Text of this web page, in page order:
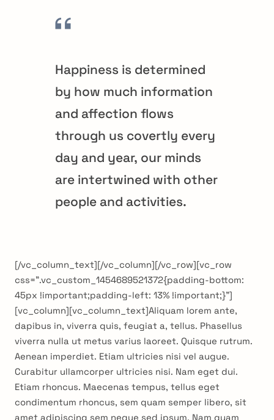
Happiness is determined
by how much information
and affection flows
through us covertly every
day and year, our minds
are intertwined with other
people and activities.
[/vc_column_text][/vc_column][/vc_row][vc_row
css=”.vc_custom_1454689521372{padding-bottom:
45px !important;padding-left: 13% !important;}”]
[vc_column][vc_column_text]Aliquam lorem ante,
dapibus in, viverra quis, feugiat a, tellus. Phasellus
viverra nulla ut metus varius laoreet. Quisque rutrum.
Aenean imperdiet. Etiam ultricies nisi vel augue.
Curabitur ullamcorper ultricies nisi. Nam eget dui.
Etiam rhoncus. Maecenas tempus, tellus eget
condimentum rhoncus, sem quam semper libero, sit
amet adipiscing sem neque sed ipsum. Nam quam